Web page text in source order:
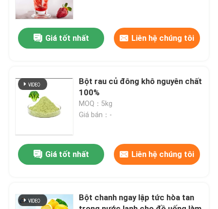
Trình diễn VR
Về chúng tôi
Chuyến tham quan nhà máy
Kiểm soát chất lượng
Liên hệ với chúng tôi
Hương vị của thực phẩm
Giá tốt nhất Liên hệ chúng tôi
Bột rau củ đông khô nguyên chất
100%
MOQ：5kg
Giá bán：-
Giá tốt nhất Liên hệ chúng tôi
Bột chanh ngay lập tức hòa tan